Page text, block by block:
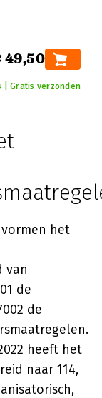
49,50
| Gratis verzonden
vormen het
van
de
de
heeft het
naar 114,